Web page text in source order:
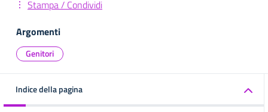
Stampa / Condividi
Argomenti
Genitori
Indice della pagina